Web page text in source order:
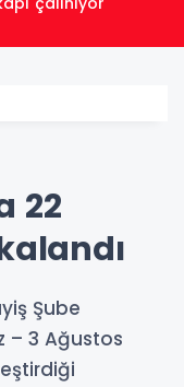
22
Şube
– 3 Ağustos